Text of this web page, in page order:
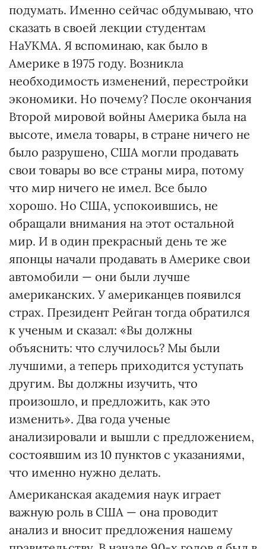
подумать. Именно сейчас обдумываю, что
сказать в своей лекции студентам
НаУКМА. Я вспоминаю, как было в
Америке в 1975 году. Возникла
необходимость изменений, перестройки
экономики. Но почему? После окончания
Второй мировой войны Америка была на
высоте, имела товары, в стране ничего не
было разрушено, США могли продавать
свои товары во все страны мира, потому
что мир ничего не имел. Все было
хорошо. Но США, успокоившись, не
обращали внимания на этот остальной
мир. И в один прекрасный день те же
японцы начали продавать в Америке свои
автомобили — они были лучше
американских. У американцев появился
страх. Президент Рейган тогда обратился
к ученым и сказал: «Вы должны
объяснить: что случилось? Мы были
лучшими, а теперь приходится уступать
другим. Вы должны изучить, что
произошло, и предложить, как это
изменить». Два года ученые
анализировали и вышли с предложением,
состоявшим из 10 пунктов с указаниями,
что именно нужно делать.
Американская академия наук играет
важную роль в США — она проводит
анализ и вносит предложения нашему